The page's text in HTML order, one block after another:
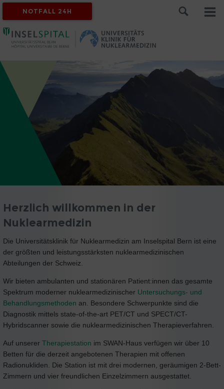
NOTFALL 24H
Herzlich willkommen in der
Nuklearmedizin
Die Universitätsklinik für Nuklearmedizin am Inselspital Bern ist eine
der größten und leistungsstärksten nuklearmedizinischen
Abteilungen der Schweiz.
Wir bieten ambulanten und stationären Patient:innen das gesamte
Spektrum moderner nuklearmedizinischer Untersuchungs- und
Behandlungsmethoden an. Besondere Schwerpunkte sind die
Diagnostik mittels state-of-the-art PET/CT und SPECT/CT-
Hybridscanner sowie die nuklearmedizinischen Therapieverfahren.
Auf unserer Therapiestation im SWAN-Haus verfügen wir über 10
Betten für die derzeit angebotenen Therapien mit offenen
Radionukliden. Die Station ist mit drei modernen, geräumigen 2-Bett-
Zimmern und vier freundlichen Einzelzimmern ausgestattet.